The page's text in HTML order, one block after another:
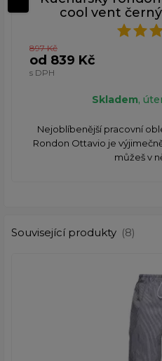
cool vent
897 Kč
od 839 Kč
s DPH
Skladem,
Nejoblíbenější pracovní
Rondon Ottavio je
můžeš v
Související produkty (8)